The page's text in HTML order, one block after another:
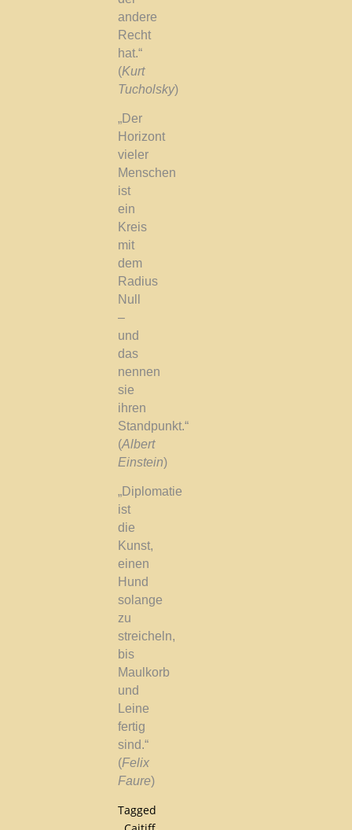
andere
Recht
hat.“
(Kurt
Tucholsky)
„Der
Horizont
vieler
Menschen
ist
ein
Kreis
mit
dem
Radius
Null
–
und
das
nennen
sie
ihren
Standpunkt.“
(Albert
Einstein)
„Diplomatie
ist
die
Kunst,
einen
Hund
solange
zu
streicheln,
bis
Maulkorb
und
Leine
fertig
sind.“
(Felix
Faure)
Tagged